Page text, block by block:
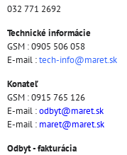
032 771 2692
Technické informácie
GSM : 0905 506 058
E-mail :tech-info@maret.sk
Konateľ
GSM : 0915 765 126
E-mail :odbyt@maret.sk
E-mail : maret@maret.sk
Odbyt - fakturácia